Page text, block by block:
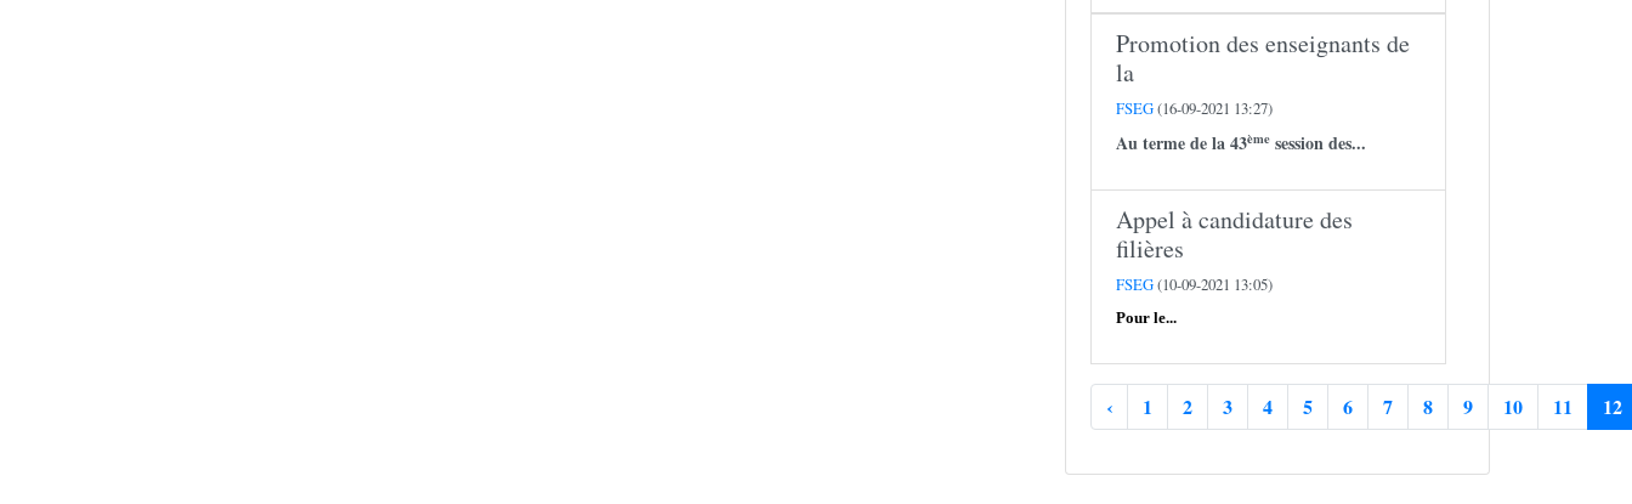
Promotion des enseignants de
la
FSEG(16-09-2021 13:27)
Au terme de la 43ème session des...
Appel à candidature des
filières
FSEG(10-09-2021 13:05)
Pour le...
‹ 1 2 3 4 5 6 7 8 9 10 11 12